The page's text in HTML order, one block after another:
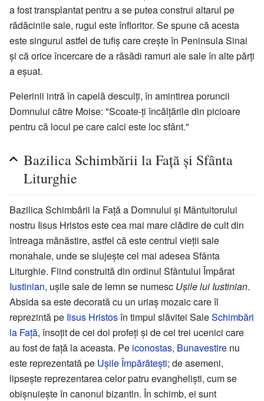
a fost transplantat pentru a se putea construi altarul pe
rădăcinile sale, rugul este înfloritor. Se spune că acesta
este singurul astfel de tufiș care crește în Peninsula Sinai
și că orice încercare de a răsădi ramuri ale sale în alte părți
a eșuat.
Pelerinii intră în capelă desculți, în amintirea poruncii
Domnului către Moise: "Scoate-ți încălțările din picioare
pentru că locul pe care calci este loc sfânt."
Bazilica Schimbării la Față și Sfânta
Liturghie
Bazilica Schimbării la Față a Domnului și Mântuitorului
nostru Iisus Hristos este cea mai mare clădire de cult din
întreaga mănăstire, astfel că este centrul vieții sale
monahale, unde se slujește cel mai adesea Sfânta
Liturghie. Fiind construită din ordinul Sfântului Împărat
Iustinian, ușile sale de lemn se numesc Ușile lui Iustinian.
Absida sa este decorată cu un uriaș mozaic care îl
reprezintă pe Iisus Hristosîn timpul slăvitei SaleSchimbări
la Față, însoțit de cei doi profeți și de cei trei ucenici care
au fost de față la aceasta. Pe iconostas, Bunavestire nu
este reprezentată pe Ușile Împărătești; de asemeni,
lipsește reprezentarea celor patru evangheliști, cum se
obișnuiește în canonul bizantin. În schimb, ei sunt